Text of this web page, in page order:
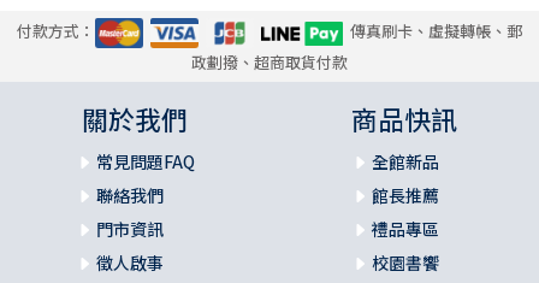
付款方式：
傳真刷卡、虛擬轉帳、郵
政劃撥、超商取貨付款
關於我們
常見問題FAQ
聯絡我們
門市資訊
徵人啟事
商品快訊
全館新品
館長推薦
禮品專區
校園書饗